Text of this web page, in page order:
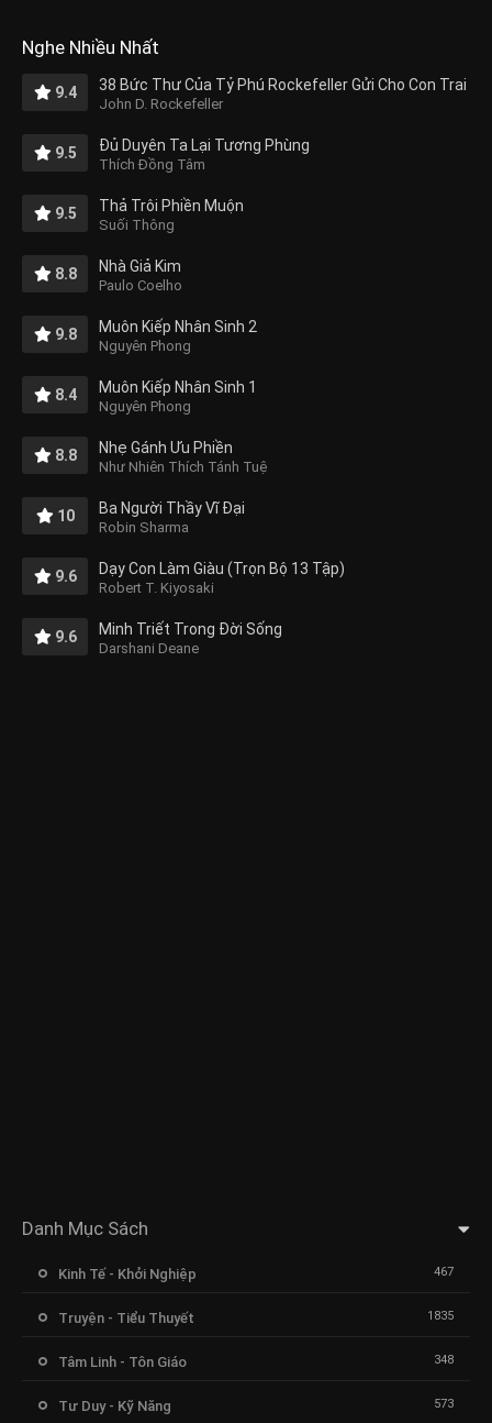
Nghe Nhiều Nhất
9.4 38 Bức Thư Của Tỷ Phú Rockefeller Gửi Cho Con Trai
John D. Rockefeller
9.5 Đủ Duyên Ta Lại Tương Phùng
Thích Đồng Tâm
9.5 Thả Trôi Phiền Muộn
Suối Thông
8.8 Nhà Giả Kim
Paulo Coelho
9.8 Muôn Kiếp Nhân Sinh 2
Nguyên Phong
8.4 Muôn Kiếp Nhân Sinh 1
Nguyên Phong
8.8 Nhẹ Gánh Ưu Phiền
Như Nhiên Thích Tánh Tuệ
10 Ba Người Thầy Vĩ Đại
Robin Sharma
9.6 Dạy Con Làm Giàu (Trọn Bộ 13 Tập)
Robert T. Kiyosaki
9.6 Minh Triết Trong Đời Sống
Darshani Deane
Danh Mục Sách
Kinh Tế - Khởi Nghiệp 467
Truyện - Tiểu Thuyết 1835
Tâm Linh - Tôn Giáo 348
Tư Duy - Kỹ Năng 573